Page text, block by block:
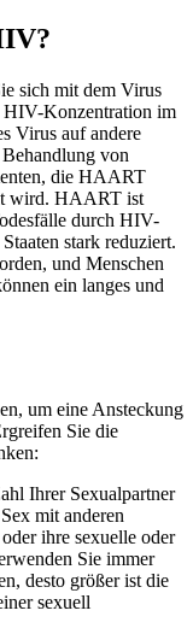
sich mit dem Virus
HIV-Konzentration im
Virus auf andere
von
die HAART
wird. HAART ist
durch HIV-
stark reduziert.
und Menschen
ein langes und
um eine Ansteckung
Sie die
Ihrer Sexualpartner
mit anderen
ihre sexuelle oder
Sie immer
desto größer ist die
sexuell